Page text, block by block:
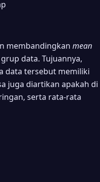
membandingkan mean
data. Tujuannya,
data tersebut memiliki
juga diartikan apakah di
serta rata-rata